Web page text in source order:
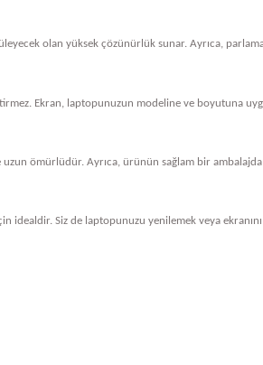
olan yüksek çözünürlük sunar. Ayrıca,
Ekran, laptopunuzun modeline ve boyutuna
uzun ömürlüdür. Ayrıca, ürünün sağlam bir
idealdir. Siz de laptopunuzu yenilemek veya